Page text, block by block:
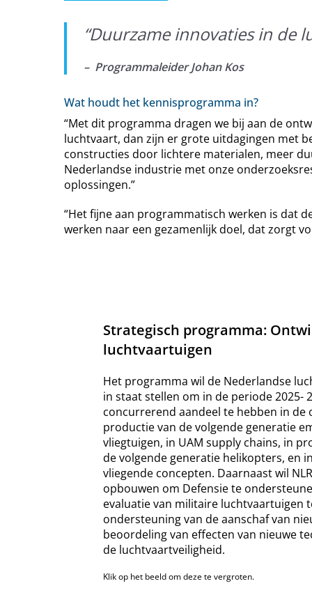
“Duurzame innovaties in de
– Programmaleider Johan Kos
Wat houdt het kennisprogramma in?
“Met dit programma dragen we bij aan de
luchtvaart, dan zijn er grote uitdagingen met
constructies door lichtere materialen, meer
Nederlandse industrie met onze
oplossingen.”
“Het fijne aan programmatisch werken is dat
werken naar een gezamenlijk doel, dat zorgt
Strategisch programma:
luchtvaartuigen
Het programma wil de Nederlandse
in staat stellen om in de periode 2025-
concurrerend aandeel te hebben in de
productie van de volgende generatie
vliegtuigen, in UAM supply chains, in
de volgende generatie helikopters, en
vliegende concepten. Daarnaast wil
opbouwen om Defensie te
evaluatie van militaire luchtvaartuigen
ondersteuning van de aanschaf van
beoordeling van effecten van nieuwe
de luchtvaartveiligheid.
Klik op het beeld om deze te vergroten.